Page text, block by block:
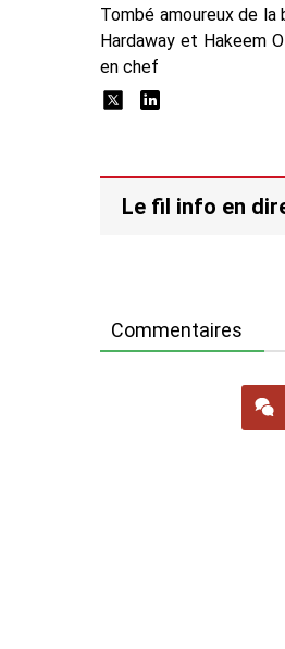
Tombé amoureux de la
Hardaway et Hakeem
en chef
Le fil info en
Commentaires